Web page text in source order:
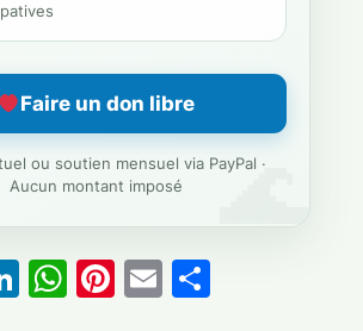
Faire un don libre
ou soutien mensuel via PayPal ·
Aucun montant imposé
LinkedIn
WhatsApp
Pinterest
Email